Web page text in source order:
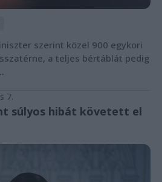
szerint közel 900 egykori
a teljes bértáblát pedig
7.
súlyos hibát követett el